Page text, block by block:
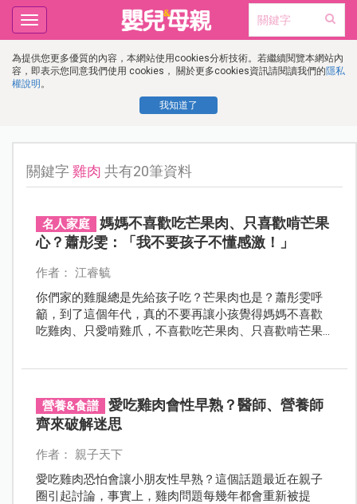
為提供您更多優質的內容，本網站使用cookies分析技術。若繼續閱覽本網站內
容，即表示您同意我們使用 cookies， 關於更多cookies資訊請閱讀我們的隱私
權說明 。
我知道了
Toggle
navigation
關鍵字雞肉 共有20筆資料
名人家庭
媽媽不喜歡吃芒果肉、只喜歡啃芒果
心？蕭彤雯：「我不要孩子不懂感激！」
作者： 江睿毓
你們家的雞腿總是先給孩子吃？芒果肉也是？蕭彤雯呼
籲，到了這個年代，真的不要再讓小孩覺得媽媽不喜歡
吃雞肉、只愛啃雞爪，不喜歡吃芒果肉、只喜歡啃芒果
營養&食譜
愛吃雞肉會性早熟？醫師、營養師
齊來破解迷思
作者： 親子天下
愛吃雞肉恐怕會讓小朋友性早熟？這個話題最近在親子
圈引起討論，事實上，雞肉問題每幾年都會重新被提